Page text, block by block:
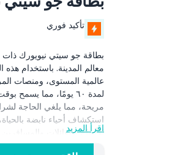
تأكيد فوري
عالمية المستوى، ومنصات
لمدة ٦٠ يومًا، مما
مريحة، مما يلغي الحاجة
استكشاف أحياء نابضة
وتاريخها وترفيهها دون
اقرأ المزيد